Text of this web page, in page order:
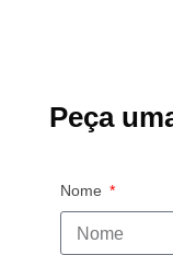
Peça
Nome